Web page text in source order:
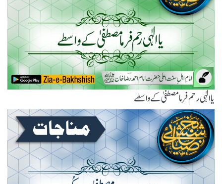
یاالٰہی رحم فرما مصطفیٰ کے واسطے